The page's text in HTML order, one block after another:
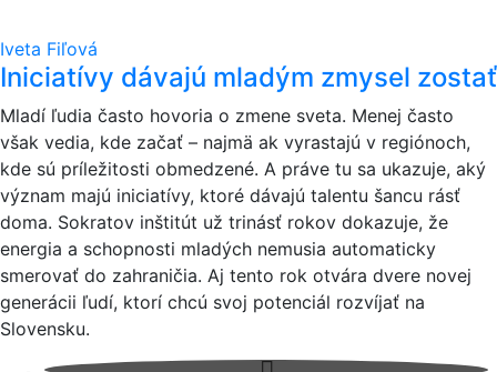
Iveta Fiľová
Iniciatívy dávajú mladým zmysel zostať
Mladí ľudia často hovoria o zmene sveta. Menej často
však vedia, kde začať – najmä ak vyrastajú v regiónoch,
kde sú príležitosti obmedzené. A práve tu sa ukazuje, aký
význam majú iniciatívy, ktoré dávajú talentu šancu rásť
doma. Sokratov inštitút už trinásť rokov dokazuje, že
energia a schopnosti mladých nemusia automaticky
smerovať do zahraničia. Aj tento rok otvára dvere novej
generácii ľudí, ktorí chcú svoj potenciál rozvíjať na
Slovensku.